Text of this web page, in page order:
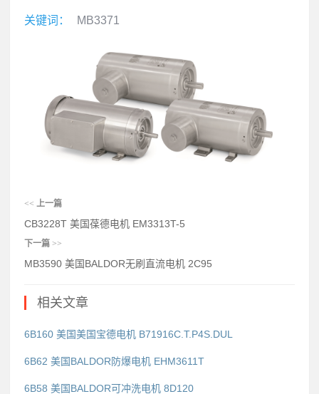
关键词： MB3371
<< 上一篇
CB3228T 美国葆德电机 EM3313T-5
下一篇 >>
MB3590 美国BALDOR无刷直流电机 2C95
相关文章
6B160 美国美国宝德电机 B71916C.T.P4S.DUL
6B62 美国BALDOR防爆电机 EHM3611T
6B58 美国BALDOR可冲洗电机 8D120